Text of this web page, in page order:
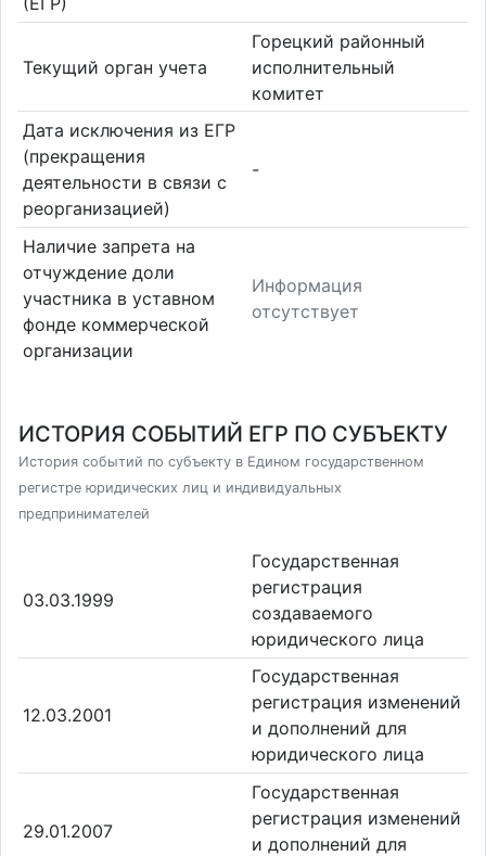
Текущий орган учета
Горецкий районный
исполнительный
комитет
Дата исключения из ЕГР
(прекращения
деятельности в связи с
реорганизацией)
-
Наличие запрета на
отчуждение доли
участника в уставном
фонде коммерческой
организации
Информация
отсутствует
ИСТОРИЯ СОБЫТИЙ ЕГР ПО СУБЪЕКТУ
История событий по субъекту в Едином государственном
регистре юридических лиц и индивидуальных
предпринимателей
03.03.1999
Государственная
регистрация
создаваемого
юридического лица
12.03.2001
Государственная
регистрация изменений
и дополнений для
юридического лица
29.01.2007
Государственная
регистрация изменений
и дополнений для